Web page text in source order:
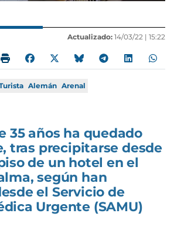
Actualizado: 14/03/22 | 15:22
Alemán Arenal
35 años ha quedado
tras precipitarse desde
de un hotel en el
según han
el Servicio de
Urgente (SAMU)